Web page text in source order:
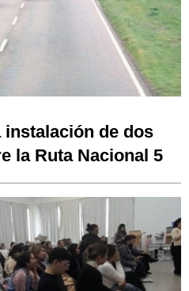
instalación de dos
la Ruta Nacional 5